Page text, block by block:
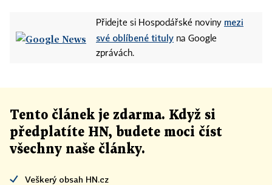
Přidejte si Hospodářské noviny mezi
své oblíbené tituly na Google
zprávách.
Tento článek je zdarma. Když si
předplatíte HN, budete moci číst
všechny naše články.
Veškerý obsah HN.cz